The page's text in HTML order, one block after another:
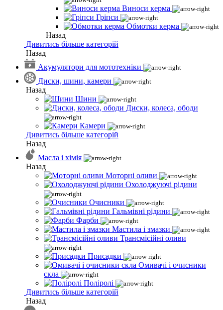
Виноси керма
Гріпси
Обмотки керма
Назад
Дивитись більше категорій
Назад
Акумулятори для мототехніки
Диски, шини, камери
Назад
Шини
Диски, колеса, ободи
Камери
Дивитись більше категорій
Назад
Масла і хімія
Назад
Моторні оливи
Охолоджуючі рідини
Очисники
Гальмівні рідини
Фарби
Мастила і змазки
Трансмісійні оливи
Присадки
Омивачі і очисники
скла
Поліролі
Дивитись більше категорій
Назад